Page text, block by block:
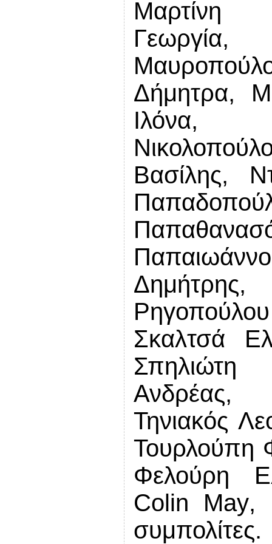
Μαρτίνη
Δήμητρα,
Ιλόνα,
Βασίλης,
Σκαλτσά
Σπηλιώτη
Ανδρέας,
Τηνιακός
Τουρλούπη
Φελούρη
Colin
May,
συμπολίτες.